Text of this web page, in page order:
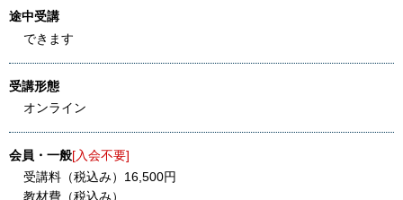
途中受講
できます
受講形態
オンライン
会員・一般[入会不要]
受講料（税込み）16,500円
教材費（税込み）